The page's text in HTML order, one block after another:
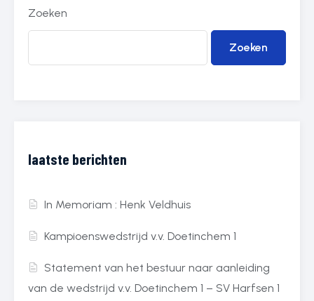
Zoeken
Zoeken
laatste berichten
In Memoriam : Henk Veldhuis
Kampioenswedstrijd v.v. Doetinchem 1
Statement van het bestuur naar aanleiding
van de wedstrijd v.v. Doetinchem 1 – SV Harfsen 1